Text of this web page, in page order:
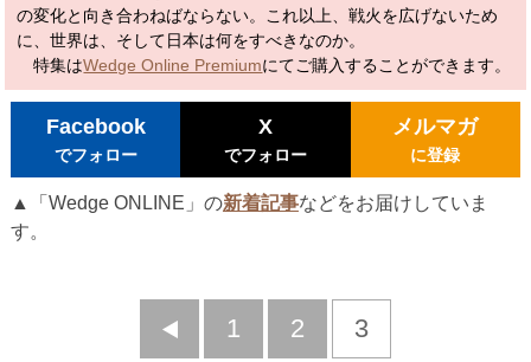
の変化と向き合わねばならない。これ以上、戦火を広げないため
に、世界は、そして日本は何をすべきなのか。
特集はWedge Online Premiumにてご購入することができます。
Facebook
でフォロー
X
でフォロー
メルマガ
に登録
▲「Wedge ONLINE」の新着記事などをお届けしていま
す。
前
1 2 3